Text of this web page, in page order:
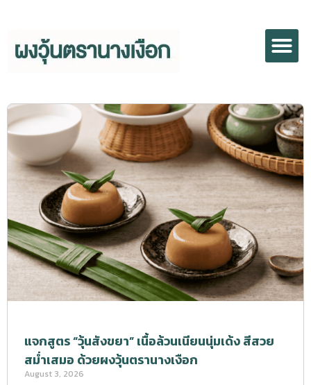
แจกสูตร “วุ้นสังขยา” เนื้อล้วนเนียนนุ่มเด้ง สีสวย
สม่ำเสมอ ด้วยผงวุ้นตรานางเงือก
August 3, 2026